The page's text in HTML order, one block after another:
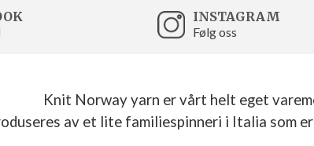
INSTAGRAM
Følg oss
Knit Norway yarn er vårt helt eget
av et lite familiespinneri i Italia som